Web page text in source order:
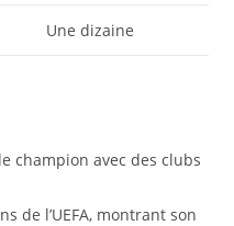
Une dizaine
champion avec des clubs
de l’UEFA, montrant son